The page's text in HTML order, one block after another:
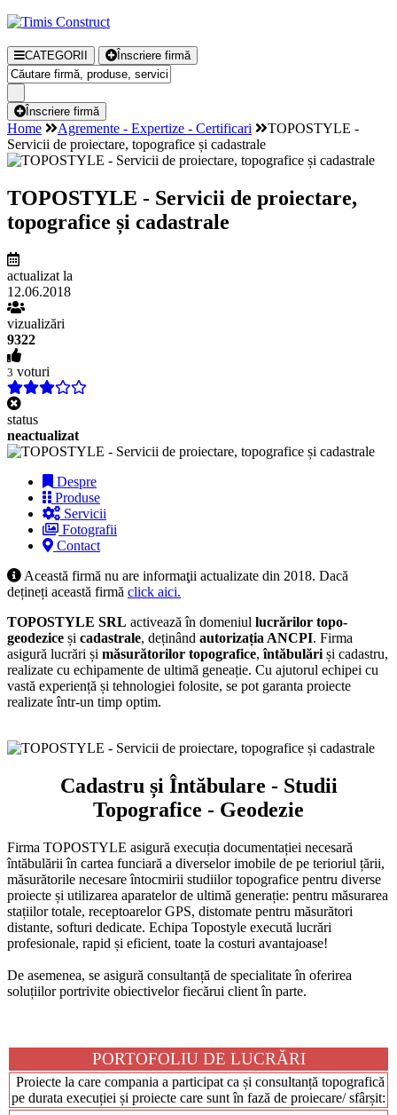
CATEGORII Înscriere firmă
Înscriere firmă
Home Agremente - Expertize - Certificari
TOPOSTYLE -
Servicii de proiectare, topografice și cadastrale
TOPOSTYLE - Servicii de proiectare,
topografice și cadastrale
actualizat la
12.06.2018
vizualizări
9322
3 voturi
status
neactualizat
Despre
Produse
Servicii
Fotografii
Contact
Această firmă nu are informaţii actualizate din 2018. Dacă
dețineți această firmă click aici.
TOPOSTYLE SRL activează în domeniul lucrărilor topo-
geodezice și cadastrale, deținând autorizația ANCPI. Firma
asigură lucrări și măsurătorilor topografice, întăbulări și cadastru,
realizate cu echipamente de ultimă geneație. Cu ajutorul echipei cu
vastă experiență și tehnologiei folosite, se pot garanta proiecte
realizate într-un timp optim.
Cadastru și Întăbulare - Studii
Topografice - Geodezie
Firma TOPOSTYLE asigură execuția documentației necesară
întăbulării în cartea funciară a diverselor imobile de pe terioriul țării,
măsurătorile necesare întocmirii studiilor topografice pentru diverse
proiecte și utilizarea aparatelor de ultimă generație: pentru măsurarea
stațiilor totale, receptoarelor GPS, distomate pentru măsurători
distante, softuri dedicate. Echipa Topostyle execută lucrări
profesionale, rapid și eficient, toate la costuri avantajoase!
De asemenea, se asigură consultanță de specialitate în oferirea
soluțiilor portrivite obiectivelor fiecărui client în parte.
PORTOFOLIU DE LUCRĂRI
Proiecte la care compania a participat ca și consultanță topografică
pe durata execuției și proiecte care sunt în fază de proiecare/ sfârșit: